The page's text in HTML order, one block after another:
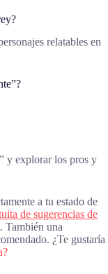
relatables en
y explorar los pros y
a tu estado de
de sugerencias de
También una
¿Te gustaría